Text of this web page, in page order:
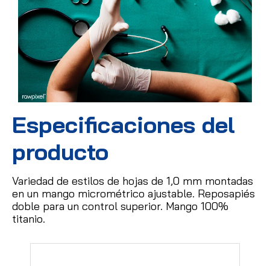
Especificaciones del
producto
Variedad de estilos de hojas de 1,0 mm montadas
en un mango micrométrico ajustable. Reposapiés
doble para un control superior. Mango 100%
titanio.